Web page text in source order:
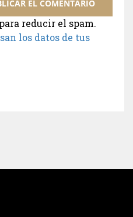
reducir el spam.
los datos de tus